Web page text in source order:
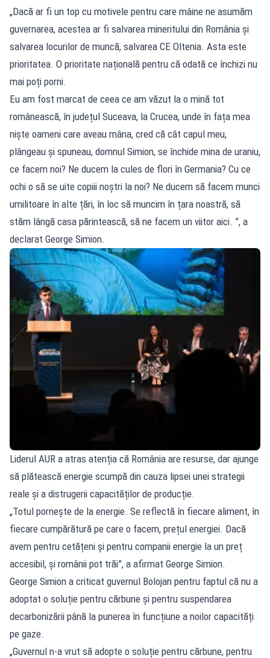
„Dacă ar fi un top cu motivele pentru care mâine ne asumăm
guvernarea, acestea ar fi salvarea mineritului din România și
salvarea locurilor de muncă, salvarea CE Oltenia. Asta este
prioritatea. O prioritate națională pentru că odată ce închizi nu
mai poți porni.
Eu am fost marcat de ceea ce am văzut la o mină tot
românească, în județul Suceava, la Crucea, unde în fața mea
niște oameni care aveau mâna, cred că cât capul meu,
plângeau și spuneau, domnul Simion, se închide mina de uraniu,
ce facem noi? Ne ducem la cules de flori în Germania? Cu ce
ochi o să se uite copiii noștri la noi? Ne ducem să facem munci
umilitoare în alte țări, în loc să muncim în țara noastră, să
stăm lângă casa părintească, să ne facem un viitor aici. ”, a
declarat George Simion.
Liderul AUR a atras atenția că România are resurse, dar ajunge
să plătească energie scumpă din cauza lipsei unei strategii
reale și a distrugerii capacităților de producție.
„Totul pornește de la energie. Se reflectă în fiecare aliment, în
fiecare cumpărătură pe care o facem, prețul energiei. Dacă
avem pentru cetățeni și pentru companii energie la un preț
accesibil, și românii pot trăi”, a afirmat George Simion.
George Simion a criticat guvernul Bolojan pentru faptul că nu a
adoptat o soluție pentru cărbune și pentru suspendarea
decarbonizării până la punerea în funcțiune a noilor capacități
pe gaze.
„Guvernul n-a vrut să adopte o soluție pentru cărbune, pentru